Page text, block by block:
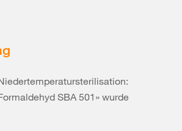
SBA 501» wurde